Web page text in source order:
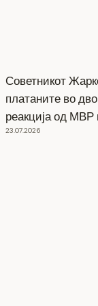
Советникот
платаните во
реакција од
23.07.2026